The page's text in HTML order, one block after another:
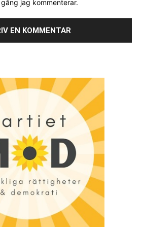
jag kommenterar.